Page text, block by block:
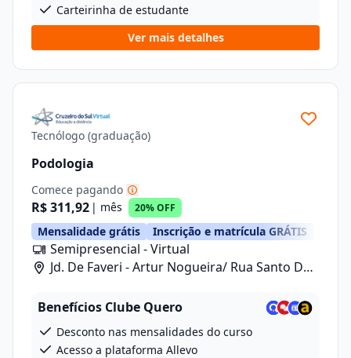
Carteirinha de estudante
Ver mais detalhes
Tecnólogo (graduação)
Podologia
Comece pagando
R$ 311,92 | mês 20% OFF
Mensalidade grátis Inscrição e matrícula GRÁTIS
Semipresencial - Virtual
Jd. De Faveri - Artur Nogueira/ Rua Santo De
Benefícios Clube Quero
Desconto nas mensalidades do curso
Acesso a plataforma Allevo